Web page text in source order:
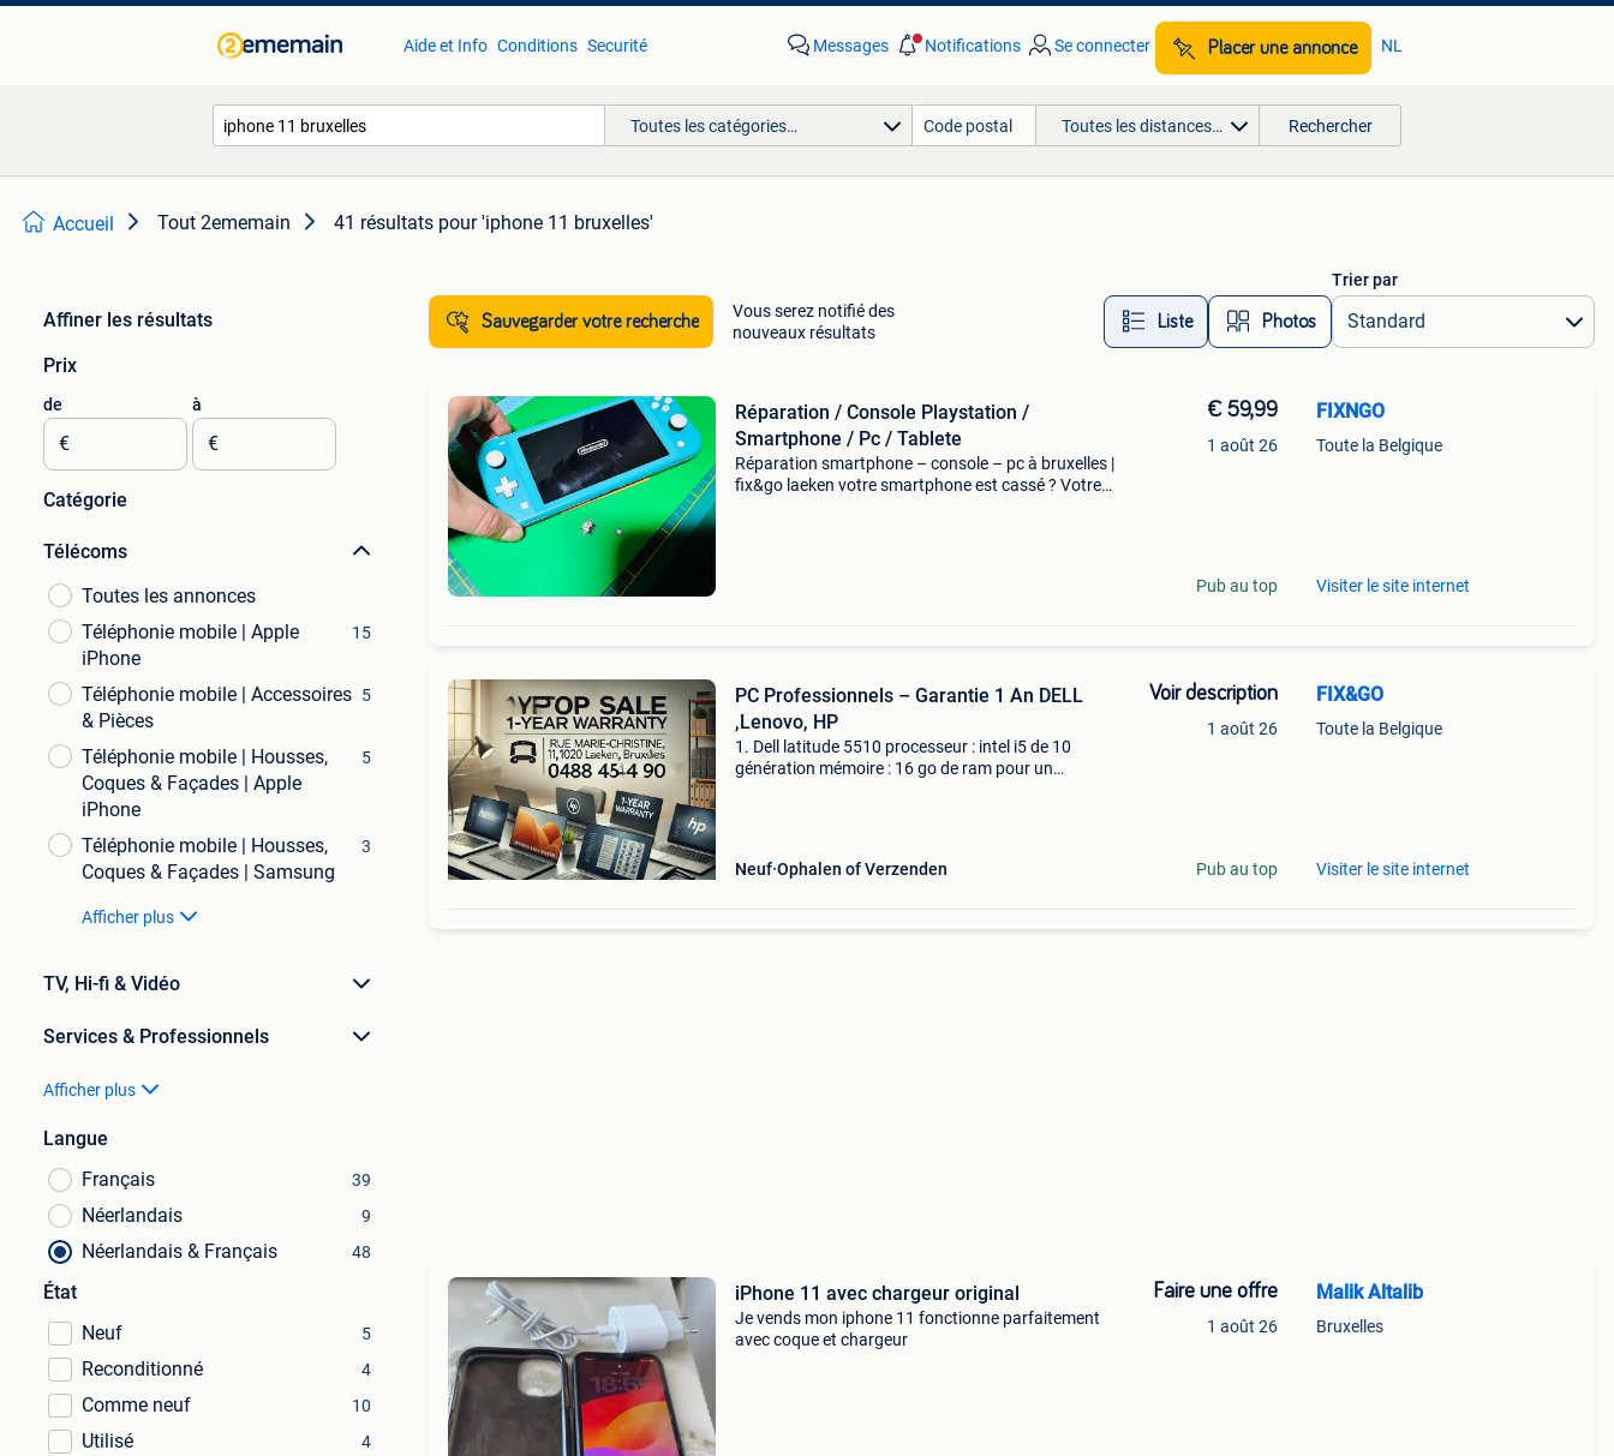
Aide et Info Conditions Securité Messages Notifications Se connecter Placer une annonce NL
Toutes les catégories… Toutes les distances… Rechercher
Accueil Tout 2ememain 41 résultats pour 'iphone 11 bruxelles'
Affiner les résultats
Prix
de
€
à
€
Catégorie
Télécoms
Toutes les annonces
Téléphonie mobile | Apple
iPhone
15
Téléphonie mobile | Accessoires
& Pièces
5
Téléphonie mobile | Housses,
Coques & Façades | Apple
iPhone
5
Téléphonie mobile | Housses,
Coques & Façades | Samsung
3
Afficher plus
TV, Hi-fi & Vidéo
Services & Professionnels
Afficher plus
Langue
Français
39
Néerlandais 9
Néerlandais & Français 48
État
Neuf
5
Reconditionné 4
Comme neuf 10
Utilisé 4
Sauvegarder votre recherche
Vous serez notifié des
nouveaux résultats
Liste Photos
Trier par
Réparation / Console Playstation /
Smartphone / Pc / Tablete
Réparation smartphone – console – pc à bruxelles |
fix&go laeken votre smartphone est cassé ? Votre
€ 59,99
1 août 26
Pub au top
FIXNGO
Toute la Belgique
Visiter le site internet
PC Professionnels – Garantie 1 An DELL
,Lenovo, HP
1. Dell latitude 5510 processeur : intel i5 de 10
génération mémoire : 16 go de ram pour un
Neuf Ophalen of Verzenden
Voir description
1 août 26
Pub au top
FIX&GO
Toute la Belgique
Visiter le site internet
iPhone 11 avec chargeur original
Je vends mon iphone 11 fonctionne parfaitement
avec coque et chargeur
Faire une offre
1 août 26
Malik Altalib
Bruxelles